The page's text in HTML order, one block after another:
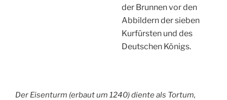
der Brunnen vor den
Abbildern der sieben
Kurfürsten und des
Deutschen Königs.
Der Eisenturm (erbaut um 1240) diente als Tortum,